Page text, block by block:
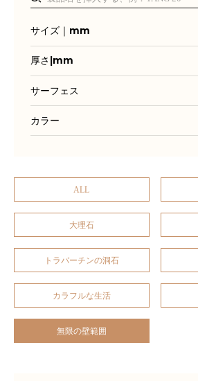
サイズ｜mm
厚さ|mm
サーフェス
カラー
ALL
大理石
トラバーチンの洞石
カラフルな生活
無限の壁範囲